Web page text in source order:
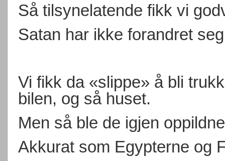
Så tilsynelatende fikk vi
Satan har ikke forandret
Vi fikk da «slippe» å bli
bilen, og så huset.
Men så ble de igjen
Akkurat som Egypterne og